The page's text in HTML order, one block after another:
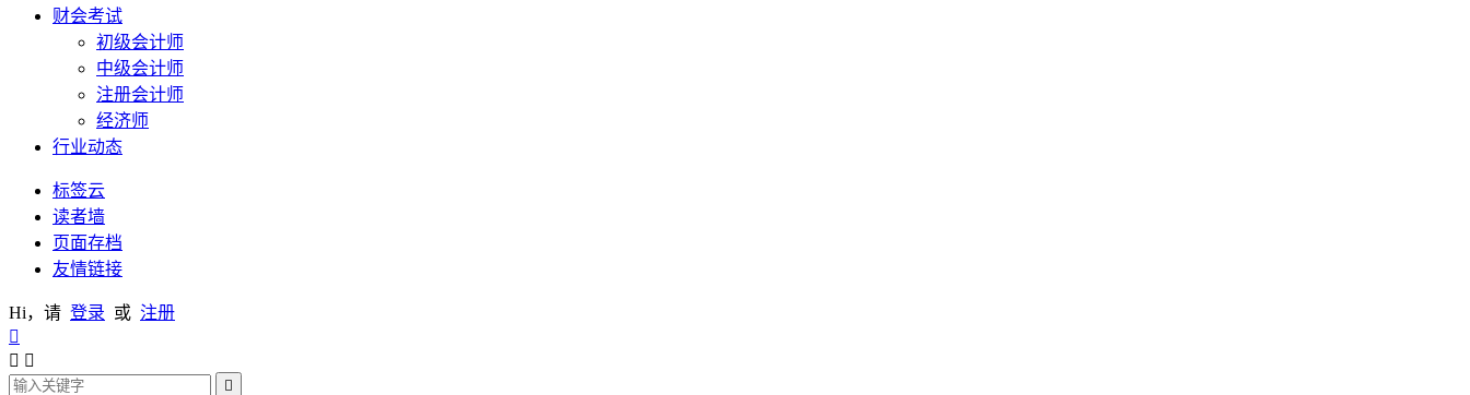
财会考试
初级会计师
中级会计师
注册会计师
经济师
行业动态
标签云
读者墙
页面存档
友情链接
Hi，请 登录 或 注册

 
